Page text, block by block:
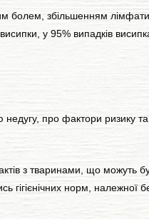
збільшенням
у 95% випадків
про фактори ризику
з тваринами, що можуть
норм, належної